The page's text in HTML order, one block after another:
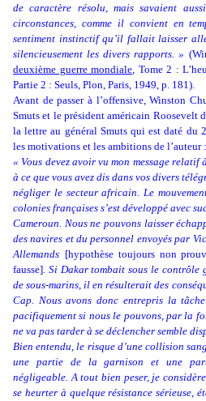
de caractère résolu, mais savaient
circonstances, comme il convient en
sentiment instinctif qu’il fallait laisser
silencieusement les divers rapports. »
deuxième guerre mondiale, Tome 2 :
Partie 2 : Seuls, Plon, Paris, 1949, p. 181).
Avant de passer à l’offensive, Winston
Smuts et le président américain Roosevelt
la lettre au général Smuts qui est daté du
les motivations et les ambitions de l’auteur :
« Vous devez avoir vu mon message
à ce que vous avez dis dans vos divers
négliger le secteur africain. Le
colonies françaises s’est développé avec
Cameroun. Nous ne pouvons laisser
des navires et du personnel envoyés par
Allemands [hypothèse toujours non
fausse]. Si Dakar tombait sous le contrôle
de sous-marins, il en résulterait des
Cap. Nous avons donc entrepris la
pacifiquement si nous le pouvons, par la
ne va pas tarder à se déclencher semble
Bien entendu, le risque d’une collision
une partie de la garnison et une
négligeable. A tout bien peser, je
se heurter à quelque résistance sérieuse,